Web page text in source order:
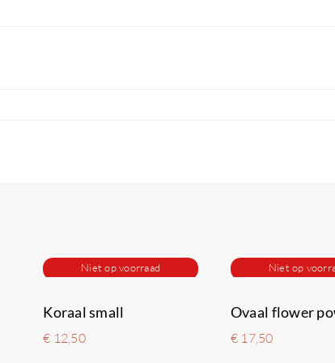
Niet op voorraad
Koraal small
€ 12,50
Niet op
Ovaal flower
€ 17,50